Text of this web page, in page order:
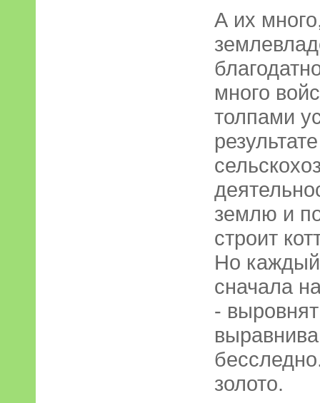
А их
много
толпами
землю и
строит
Но каждый
сначала
-
золото.